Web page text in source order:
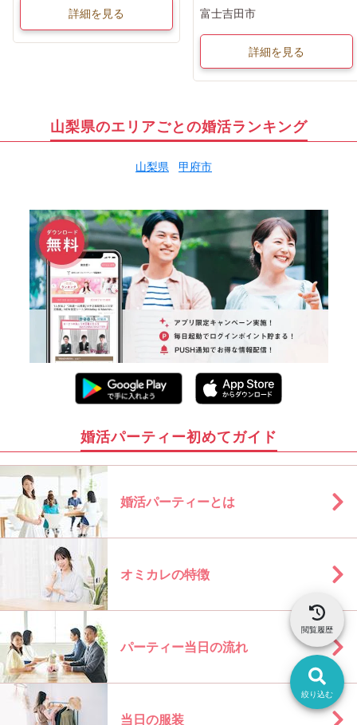
絞り込む
閲覧履歴
詳細を見る
富士吉田市
詳細を見る
山梨県のエリアごとの婚活ランキング
山梨県 甲府市
婚活パーティー初めてガイド
婚活パーティーとは
オミカレの特徴
パーティー当日の流れ
当日の服装